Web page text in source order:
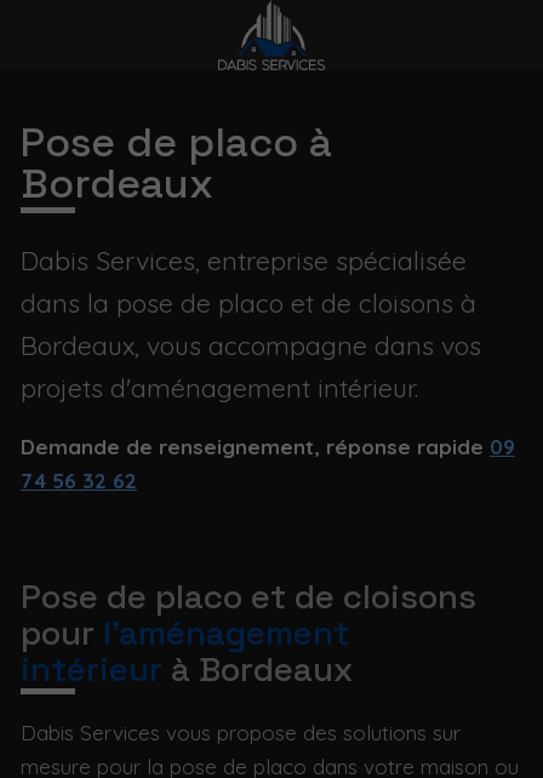
Pose de placo à
Bordeaux
Dabis Services, entreprise spécialisée
dans la pose de placo et de cloisons à
Bordeaux, vous accompagne dans vos
projets d'aménagement intérieur.
Demande de renseignement, réponse rapide 09
74 56 32 62
Pose de placo et de cloisons
pour l'aménagement
intérieur à Bordeaux
Dabis Services vous propose des solutions sur
mesure pour la pose de placo dans votre maison ou